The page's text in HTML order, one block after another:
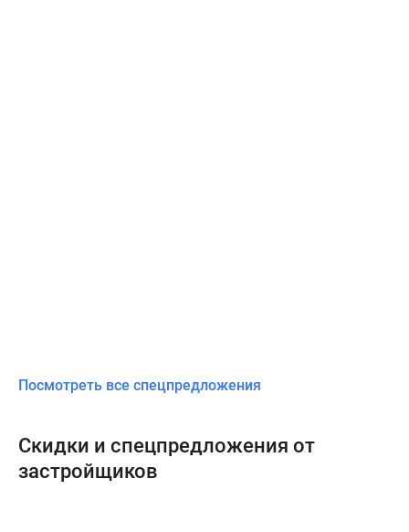
Посмотреть все спецпредложения
Скидки и спецпредложения от
застройщиков